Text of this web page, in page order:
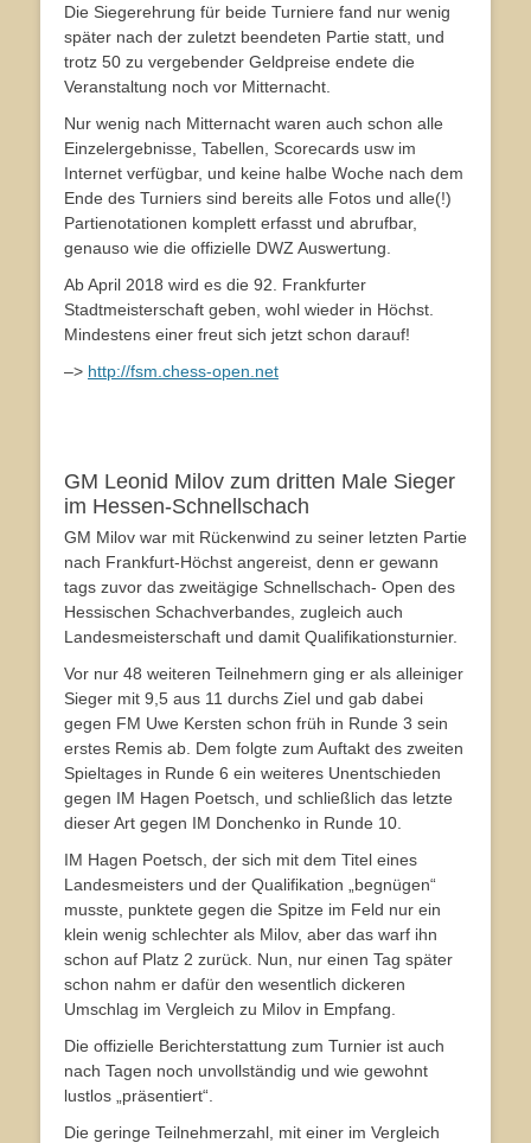
Die Siegerehrung für beide Turniere fand nur wenig
später nach der zuletzt beendeten Partie statt, und
trotz 50 zu vergebender Geldpreise endete die
Veranstaltung noch vor Mitternacht.
Nur wenig nach Mitternacht waren auch schon alle
Einzelergebnisse, Tabellen, Scorecards usw im
Internet verfügbar, und keine halbe Woche nach dem
Ende des Turniers sind bereits alle Fotos und alle(!)
Partienotationen komplett erfasst und abrufbar,
genauso wie die offizielle DWZ Auswertung.
Ab April 2018 wird es die 92. Frankfurter
Stadtmeisterschaft geben, wohl wieder in Höchst.
Mindestens einer freut sich jetzt schon darauf!
–> http://fsm.chess-open.net
GM Leonid Milov zum dritten Male Sieger
im Hessen-Schnellschach
GM Milov war mit Rückenwind zu seiner letzten Partie
nach Frankfurt-Höchst angereist, denn er gewann
tags zuvor das zweitägige Schnellschach- Open des
Hessischen Schachverbandes, zugleich auch
Landesmeisterschaft und damit Qualifikationsturnier.
Vor nur 48 weiteren Teilnehmern ging er als alleiniger
Sieger mit 9,5 aus 11 durchs Ziel und gab dabei
gegen FM Uwe Kersten schon früh in Runde 3 sein
erstes Remis ab. Dem folgte zum Auftakt des zweiten
Spieltages in Runde 6 ein weiteres Unentschieden
gegen IM Hagen Poetsch, und schließlich das letzte
dieser Art gegen IM Donchenko in Runde 10.
IM Hagen Poetsch, der sich mit dem Titel eines
Landesmeisters und der Qualifikation „begnügen“
musste, punktete gegen die Spitze im Feld nur ein
klein wenig schlechter als Milov, aber das warf ihn
schon auf Platz 2 zurück. Nun, nur einen Tag später
schon nahm er dafür den wesentlich dickeren
Umschlag im Vergleich zu Milov in Empfang.
Die offizielle Berichterstattung zum Turnier ist auch
nach Tagen noch unvollständig und wie gewohnt
lustlos „präsentiert“.
Die geringe Teilnehmerzahl, mit einer im Vergleich